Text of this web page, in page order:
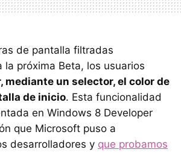
de pantalla filtradas
la próxima Beta, los usuarios
mediante un selector, el color de
de inicio. Esta funcionalidad
en Windows 8 Developer
que Microsoft puso a
desarrolladores y que probamos